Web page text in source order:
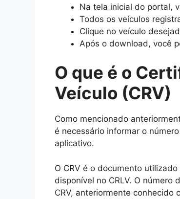
Na tela inicial do portal,
Todos os veículos
Clique no veículo
Após o download, você
O que é o
Veículo (CRV)
Como mencionado
é necessário informar o
aplicativo.
O CRV é o documento
disponível no CRLV. O
CRV, anteriormente conhecido